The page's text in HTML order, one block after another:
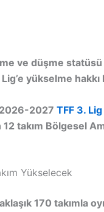
düşme statüsü
yükselme hakkı
2026-2027 TFF 3.
12 takım Bölgesel
Yükselecek
170 takımla